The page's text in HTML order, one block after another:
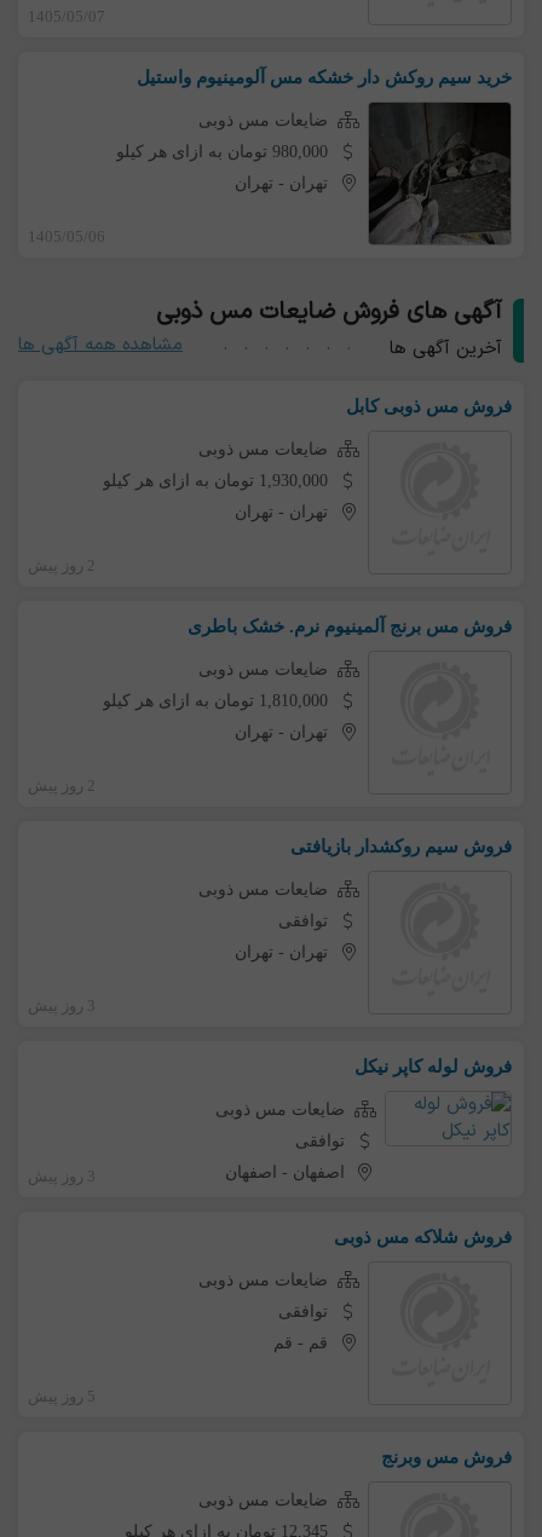
1405/05/07
خرید سیم روکش دار خشکه مس آلومینیوم واستیل
ضایعات مس ذوبی
980,000 تومان به ازای هر کیلو
تهران - تهران
1405/05/06
آگهی های فروش ضایعات مس ذوبی
آخرین آگهی ها مشاهده همه آگهی ها
فروش مس ذوبی کابل
ضایعات مس ذوبی
1,930,000 تومان به ازای هر کیلو
تهران - تهران
2 روز پیش
فروش مس برنج آلمینیوم نرم. خشک باطری
ضایعات مس ذوبی
1,810,000 تومان به ازای هر کیلو
تهران - تهران
2 روز پیش
فروش سیم روکشدار بازیافتی
ضایعات مس ذوبی
توافقی
تهران - تهران
3 روز پیش
فروش لوله کاپر نیکل
ضایعات مس ذوبی
توافقی
اصفهان - اصفهان 3 روز پیش
فروش شلاکه مس ذوبی
ضایعات مس ذوبی
توافقی
قم - قم
5 روز پیش
فروش مس وبرنج
ضایعات مس ذوبی
12,345 تومان به ازای هر کیلو